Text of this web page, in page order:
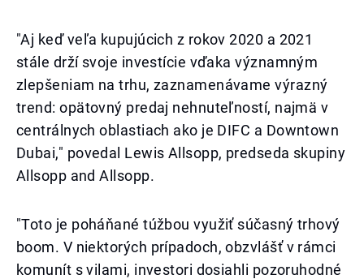
"Aj keď veľa kupujúcich z rokov 2020 a 2021
stále drží svoje investície vďaka významným
zlepšeniam na trhu, zaznamenávame výrazný
trend: opätovný predaj nehnuteľností, najmä v
centrálnych oblastiach ako je DIFC a Downtown
Dubai," povedal Lewis Allsopp, predseda skupiny
Allsopp and Allsopp.
"Toto je poháňané túžbou využiť súčasný trhový
boom. V niektorých prípadoch, obzvlášť v rámci
komunít s vilami, investori dosiahli pozoruhodné